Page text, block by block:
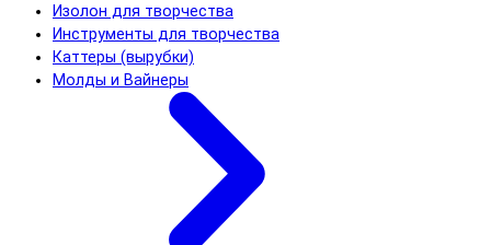
Изолон для творчества
Инструменты для творчества
Каттеры (вырубки)
Молды и Вайнеры